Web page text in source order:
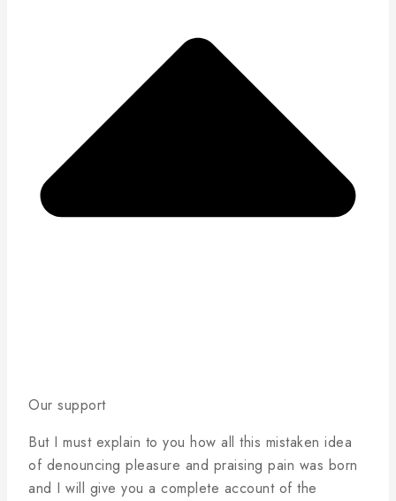
Our support
But I must explain to you how all this mistaken idea
of denouncing pleasure and praising pain was born
and I will give you a complete account of the